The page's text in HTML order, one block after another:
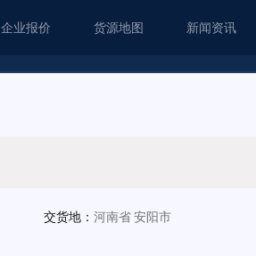
企业报价 货源地图 新闻资讯
交货地：河南省 安阳市